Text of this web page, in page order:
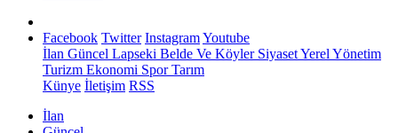
Facebook Twitter InstagramYoutube
İlan Güncel Lapseki Belde Ve KöylerSiyasetYerel Yönetim
Turizm Ekonomi SporTarım
Künye İletişim RSS
İlan